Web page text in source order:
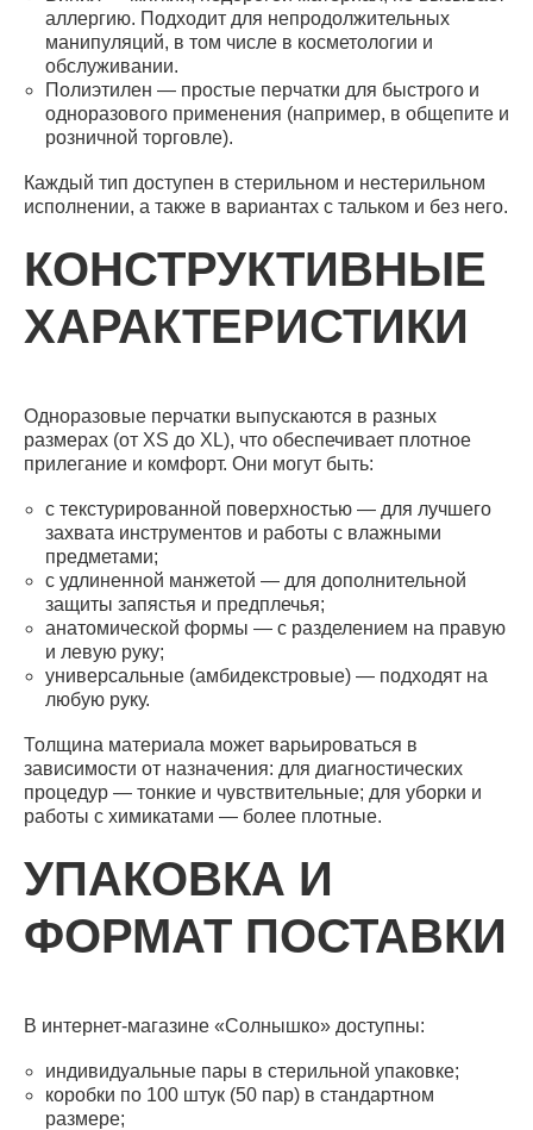
аллергию. Подходит для непродолжительных
манипуляций, в том числе в косметологии и
обслуживании.
Полиэтилен — простые перчатки для быстрого и
одноразового применения (например, в общепите и
розничной торговле).
Каждый тип доступен в стерильном и нестерильном
исполнении, а также в вариантах с тальком и без него.
КОНСТРУКТИВНЫЕ
ХАРАКТЕРИСТИКИ
Одноразовые перчатки выпускаются в разных
размерах (от XS до XL), что обеспечивает плотное
прилегание и комфорт. Они могут быть:
с текстурированной поверхностью — для лучшего
захвата инструментов и работы с влажными
предметами;
с удлиненной манжетой — для дополнительной
защиты запястья и предплечья;
анатомической формы — с разделением на правую
и левую руку;
универсальные (амбидекстровые) — подходят на
любую руку.
Толщина материала может варьироваться в
зависимости от назначения: для диагностических
процедур — тонкие и чувствительные; для уборки и
работы с химикатами — более плотные.
УПАКОВКА И
ФОРМАТ ПОСТАВКИ
В интернет-магазине «Солнышко» доступны:
индивидуальные пары в стерильной упаковке;
коробки по 100 штук (50 пар) в стандартном
размере;